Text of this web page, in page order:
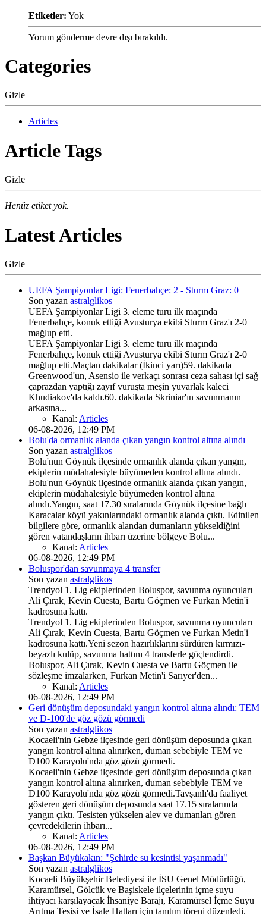
Etiketler: Yok
Yorum gönderme devre dışı bırakıldı.
Categories
Gizle
Articles
Article Tags
Gizle
Henüz etiket yok.
Latest Articles
Gizle
UEFA Şampiyonlar Ligi: Fenerbahçe: 2 - Sturm Graz: 0
Son yazan astralglikos
UEFA Şampiyonlar Ligi 3. eleme turu ilk maçında
Fenerbahçe, konuk ettiği Avusturya ekibi Sturm Graz'ı 2-0
mağlup etti.
UEFA Şampiyonlar Ligi 3. eleme turu ilk maçında
Fenerbahçe, konuk ettiği Avusturya ekibi Sturm Graz'ı 2-0
mağlup etti.Maçtan dakikalar (İkinci yarı)59. dakikada
Greenwood'un, Asensio ile verkaçı sonrası ceza sahası içi sağ
çaprazdan yaptığı zayıf vuruşta meşin yuvarlak kaleci
Khudiakov'da kaldı.60. dakikada Skriniar'ın savunmanın
arkasına...
Kanal: Articles
06-08-2026, 12:49 PM
Bolu'da ormanlık alanda çıkan yangın kontrol altına alındı
Son yazan astralglikos
Bolu'nun Göynük ilçesinde ormanlık alanda çıkan yangın,
ekiplerin müdahalesiyle büyümeden kontrol altına alındı.
Bolu'nun Göynük ilçesinde ormanlık alanda çıkan yangın,
ekiplerin müdahalesiyle büyümeden kontrol altına
alındı.Yangın, saat 17.30 sıralarında Göynük ilçesine bağlı
Karacalar köyü yakınlarındaki ormanlık alanda çıktı. Edinilen
bilgilere göre, ormanlık alandan dumanların yükseldiğini
gören vatandaşların ihbarı üzerine bölgeye Bolu...
Kanal: Articles
06-08-2026, 12:49 PM
Boluspor'dan savunmaya 4 transfer
Son yazan astralglikos
Trendyol 1. Lig ekiplerinden Boluspor, savunma oyuncuları
Ali Çırak, Kevin Cuesta, Bartu Göçmen ve Furkan Metin'i
kadrosuna kattı.
Trendyol 1. Lig ekiplerinden Boluspor, savunma oyuncuları
Ali Çırak, Kevin Cuesta, Bartu Göçmen ve Furkan Metin'i
kadrosuna kattı.Yeni sezon hazırlıklarını sürdüren kırmızı-
beyazlı kulüp, savunma hattını 4 transferle güçlendirdi.
Boluspor, Ali Çırak, Kevin Cuesta ve Bartu Göçmen ile
sözleşme imzalarken, Furkan Metin'i Sarıyer'den...
Kanal: Articles
06-08-2026, 12:49 PM
Geri dönüşüm deposundaki yangın kontrol altına alındı: TEM
ve D-100'de göz gözü görmedi
Son yazan astralglikos
Kocaeli'nin Gebze ilçesinde geri dönüşüm deposunda çıkan
yangın kontrol altına alınırken, duman sebebiyle TEM ve
D100 Karayolu'nda göz gözü görmedi.
Kocaeli'nin Gebze ilçesinde geri dönüşüm deposunda çıkan
yangın kontrol altına alınırken, duman sebebiyle TEM ve
D100 Karayolu'nda göz gözü görmedi.Tavşanlı'da faaliyet
gösteren geri dönüşüm deposunda saat 17.15 sıralarında
yangın çıktı. Tesisten yükselen alev ve dumanları gören
çevredekilerin ihbarı...
Kanal: Articles
06-08-2026, 12:49 PM
Başkan Büyükakın: "Şehirde su kesintisi yaşanmadı"
Son yazan astralglikos
Kocaeli Büyükşehir Belediyesi ile İSU Genel Müdürlüğü,
Karamürsel, Gölcük ve Başiskele ilçelerinin içme suyu
ihtiyacı karşılayacak İhsaniye Barajı, Karamürsel İçme Suyu
Arıtma Tesisi ve İsale Hatları için tanıtım töreni düzenledi.